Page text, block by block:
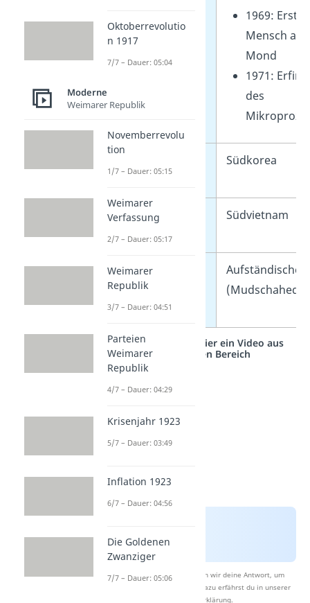
Erfolge
1969: Erster
Mensch
Mond
1971:
des
Korea-Krieg
Südkorea
Stellvertreter im
Vietnam-Krieg
Südvietnam
Stellvertreter im
Afghanistan-
Konflikt
Aufständische
Studyflix vernetzt: Hier ein Video aus
einem anderen Bereich
Nach Beantwortung speichern wir deine Antwort, um
Studyflix zu verbessern. Mehr dazu erfährst du in unserer
Datenschutzerklärung.
Oktoberrevolutio
n 1917
7/7 – Dauer: 05:04
Moderne
Weimarer Republik
Novemberrevolu
tion
1/7 – Dauer: 05:15
Weimarer
Verfassung
2/7 – Dauer: 05:17
Weimarer
Republik
3/7 – Dauer: 04:51
Parteien
Weimarer
Republik
4/7 – Dauer: 04:29
Krisenjahr 1923
5/7 – Dauer: 03:49
Inflation 1923
6/7 – Dauer: 04:56
Die Goldenen
Zwanziger
7/7 – Dauer: 05:06